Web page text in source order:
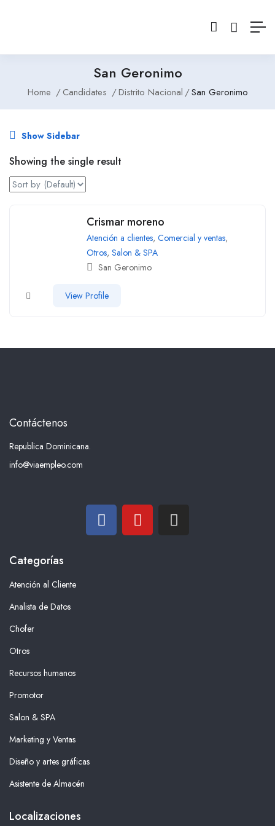
San Geronimo
Home Candidates Distrito Nacional San Geronimo
Show Sidebar
Showing the single result
Crismar moreno
Atención a clientes, Comercial y ventas,
Otros, Salon & SPA
San Geronimo
View Profile
Contáctenos
Republica Dominicana.
info@viaempleo.com
Categorías
Atención al Cliente
Analista de Datos
Chofer
Otros
Recursos humanos
Promotor
Salon & SPA
Marketing y Ventas
Diseño y artes gráficas
Asistente de Almacén
Localizaciones